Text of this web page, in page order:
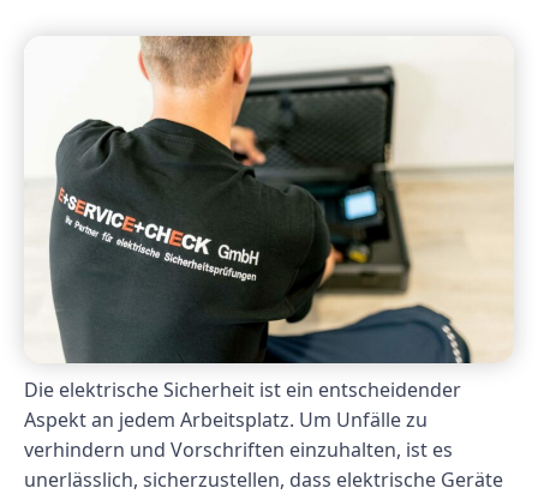
Die elektrische Sicherheit ist ein entscheidender
Aspekt an jedem Arbeitsplatz. Um Unfälle zu
verhindern und Vorschriften einzuhalten, ist es
unerlässlich, sicherzustellen, dass elektrische Geräte